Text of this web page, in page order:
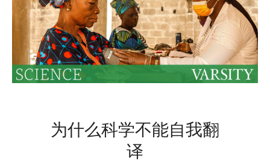
为什么科学不能自我翻
译